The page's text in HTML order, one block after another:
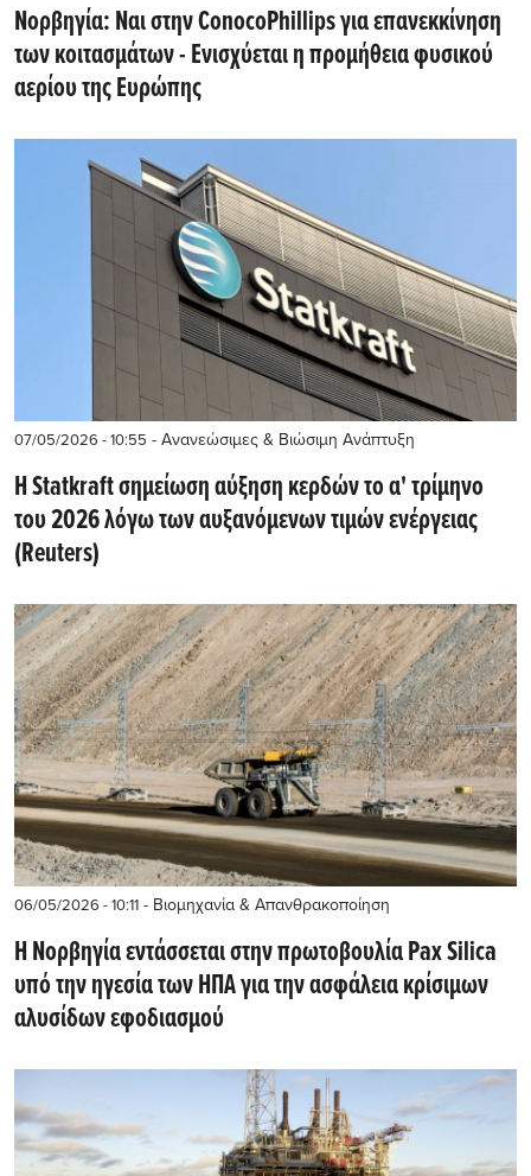
Νορβηγία: Ναι στην ConocoPhillips για επανεκκίνηση
των κοιτασμάτων - Ενισχύεται η προμήθεια φυσικού
αερίου της Ευρώπης
07/05/2026 - 10:55 - Ανανεώσιμες & Βιώσιμη Ανάπτυξη
Η Statkraft σημείωση αύξηση κερδών το α' τρίμηνο
του 2026 λόγω των αυξανόμενων τιμών ενέργειας
(Reuters)
06/05/2026 - 10:11 - Βιομηχανία & Απανθρακοποίηση
Η Νορβηγία εντάσσεται στην πρωτοβουλία Pax Silica
υπό την ηγεσία των ΗΠΑ για την ασφάλεια κρίσιμων
αλυσίδων εφοδιασμού